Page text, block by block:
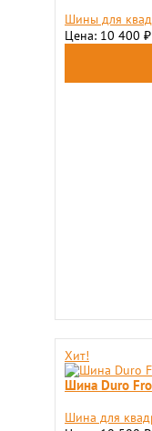
Шины для
Цена: 10 400 ₽
Хит!
Шина Duro
Шина для